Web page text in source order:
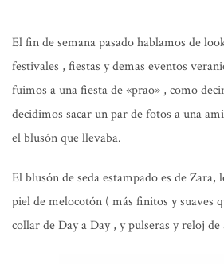
El fin de semana pasado hablamos de
festivales , fiestas y demas eventos
fuimos a una fiesta de «prao» , como
decidimos sacar un par de fotos a una
el blusón que llevaba.
El blusón de seda estampado es de Zara,
piel de melocotón ( más finitos y suaves
collar de Day a Day , y pulseras y reloj de